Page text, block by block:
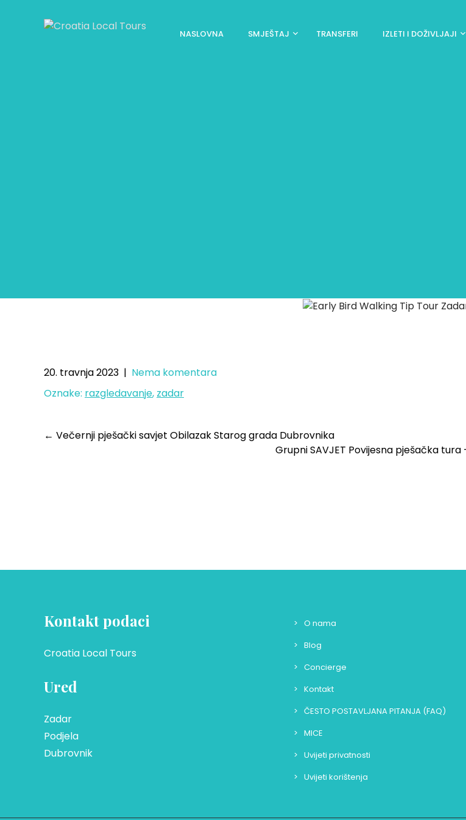
NASLOVNA SMJEŠTAJ TRANSFERI IZLETI I DOŽIVLJAJI
20. travnja 2023 | Nema komentara
Oznake: razgledavanje, zadar
← Večernji pješački savjet Obilazak Starog grada Dubrovnika
Grupni SAVJET Povijesna pješačka
Kontakt podaci
Croatia Local Tours
Ured
Zadar
Podjela
Dubrovnik
O nama
Blog
Concierge
Kontakt
ČESTO POSTAVLJANA PITANJA (FAQ)
MICE
Uvijeti privatnosti
Uvijeti korištenja